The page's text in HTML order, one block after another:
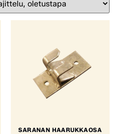
SARANAN HAARUKKAOSA